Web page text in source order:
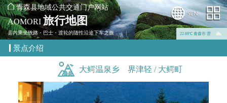
青森县地域公共交通门户网站
AOMORI 旅行地图
县内乘坐铁路・巴士・渡轮的随性沿途下车之旅 22.69℃ 青森市 雲
景点介绍
大鳄温泉乡 界津轻 / 大鳄町